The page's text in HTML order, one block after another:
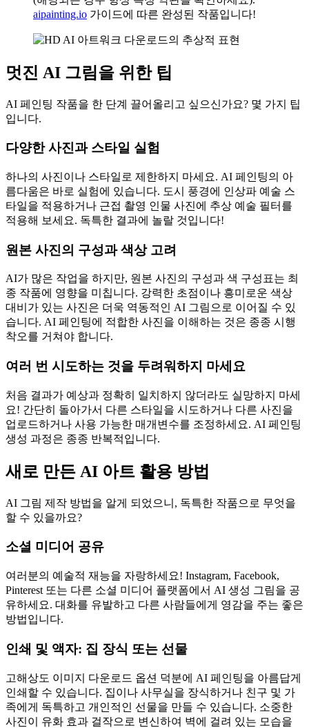
aipainting.io 가이드에 따른 완성된 작품입니다!
멋진 AI 그림을 위한 팁
AI 페인팅 작품을 한 단계 끌어올리고 싶으신가요? 몇 가지 팁
입니다.
다양한 사진과 스타일 실험
하나의 사진이나 스타일로 제한하지 마세요. AI 페인팅의 아
름다움은 바로 실험에 있습니다. 도시 풍경에 인상파 예술 스
타일을 적용하거나 근접 촬영 인물 사진에 추상 예술 필터를
적용해 보세요. 독특한 결과에 놀랄 것입니다!
원본 사진의 구성과 색상 고려
AI가 많은 작업을 하지만, 원본 사진의 구성과 색 구성표는 최
종 작품에 영향을 미칩니다. 강력한 초점이나 흥미로운 색상
대비가 있는 사진은 더욱 역동적인 AI 그림으로 이어질 수 있
습니다. AI 페인팅에 적합한 사진을 이해하는 것은 종종 시행
착오를 거쳐야 합니다.
여러 번 시도하는 것을 두려워하지 마세요
처음 결과가 예상과 정확히 일치하지 않더라도 실망하지 마세
요! 간단히 돌아가서 다른 스타일을 시도하거나 다른 사진을
업로드하거나 사용 가능한 매개변수를 조정하세요. AI 페인팅
생성 과정은 종종 반복적입니다.
새로 만든 AI 아트 활용 방법
AI 그림 제작 방법을 알게 되었으니, 독특한 작품으로 무엇을
할 수 있을까요?
소셜 미디어 공유
여러분의 예술적 재능을 자랑하세요! Instagram, Facebook,
Pinterest 또는 다른 소셜 미디어 플랫폼에서 AI 생성 그림을 공
유하세요. 대화를 유발하고 다른 사람들에게 영감을 주는 좋은
방법입니다.
인쇄 및 액자: 집 장식 또는 선물
고해상도 이미지 다운로드 옵션 덕분에 AI 페인팅을 아름답게
인쇄할 수 있습니다. 집이나 사무실을 장식하거나 친구 및 가
족에게 독특하고 개인적인 선물을 만들 수 있습니다. 소중한
사진이 유화 효과 걸작으로 변신하여 벽에 걸려 있는 모습을